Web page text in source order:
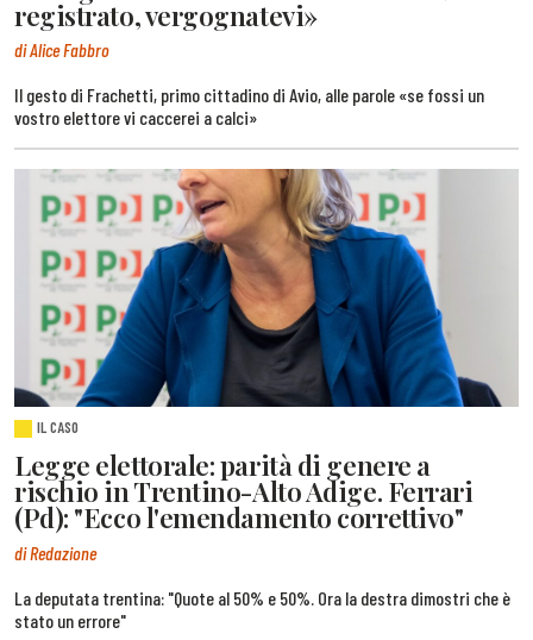
registrato, vergognatevi»
di Alice Fabbro
Il gesto di Frachetti, primo cittadino di Avio, alle parole «se fossi un
vostro elettore vi caccerei a calci»
IL CASO
Legge elettorale: parità di genere a
rischio in Trentino-Alto Adige. Ferrari
(Pd): "Ecco l'emendamento correttivo"
di Redazione
La deputata trentina: "Quote al 50% e 50%. Ora la destra dimostri che è
stato un errore"